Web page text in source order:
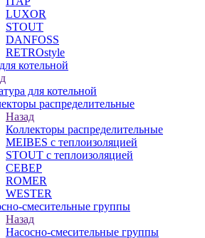
LUXOR
STOUT
DANFOSS
RETROstyle
котельной
для котельной
распределительные
Назад
Коллекторы распределительные
MEIBES с теплоизоляцией
STOUT с теплоизоляцией
СЕВЕР
ROMER
WESTER
смесительные группы
Назад
Насосно-смесительные группы